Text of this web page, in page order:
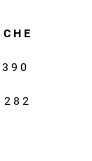
H E
9 0
8 2